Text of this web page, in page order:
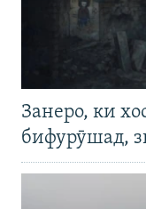
Занеро, ки
бифурӯшад,